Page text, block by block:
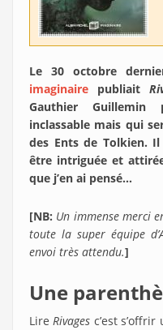
Le 30 octobre
imaginaire publiait
Gauthier
inclassable mais qui
des Ents de Tolkien.
être intriguée et
que j’en ai pensé…
[NB: Un immense merci
toute la super équipe
envoi très attendu.]
Une
LireRivages c’est